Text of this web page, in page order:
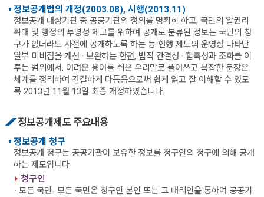
정보공개법의 개정(2003.08), 시행(2013.11)
정보공개 대상기관 중 공공기관의 정의를 명확히 하고, 국민의 알권리
확대 및 행정의 투명성 제고를 위하여 공개로 분류된 정보는 국민의 청
구가 없더라도 사전에 공개하도록 하는 등 현행 제도의 운영상 나타난
일부 미비점을 개선 · 보완하는 한편, 법적 간결성 · 함축성과 조화를 이
루는 범위에서, 어려운 용어를 쉬운 우리말로 풀어쓰고 복잡한 문장은
체계를 정리하여 간결하게 다듬음으로써 쉽게 읽고 잘 이해할 수 있도
록 2013년 11월 13일 최종 개정하였습니다.
정보공개제도 주요내용
정보공개 청구
정보공개 청구는 공공기관이 보유한 정보를 청구인의 청구에 의해 공개
하는 제도입니다
청구인
· 모든 국민- 모든 국민은 청구인 본인 또는 그 대리인을 통하여 공공기